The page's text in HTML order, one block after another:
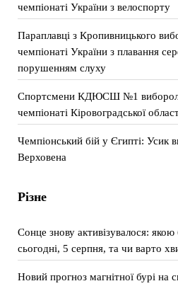
чемпіонаті України з велоспорту
Параплавці з Кропивницького
чемпіонаті України з плавання
порушенням слуху
Спортсмени КДЮСШ №1
чемпіонаті Кіровоградської
Чемпіонський бій у Єгипті: Усик
Верховена
Різне
Сонце знову активізувалося: якою
сьогодні, 5 серпня, та чи варто
Новий прогноз магнітної бурі на